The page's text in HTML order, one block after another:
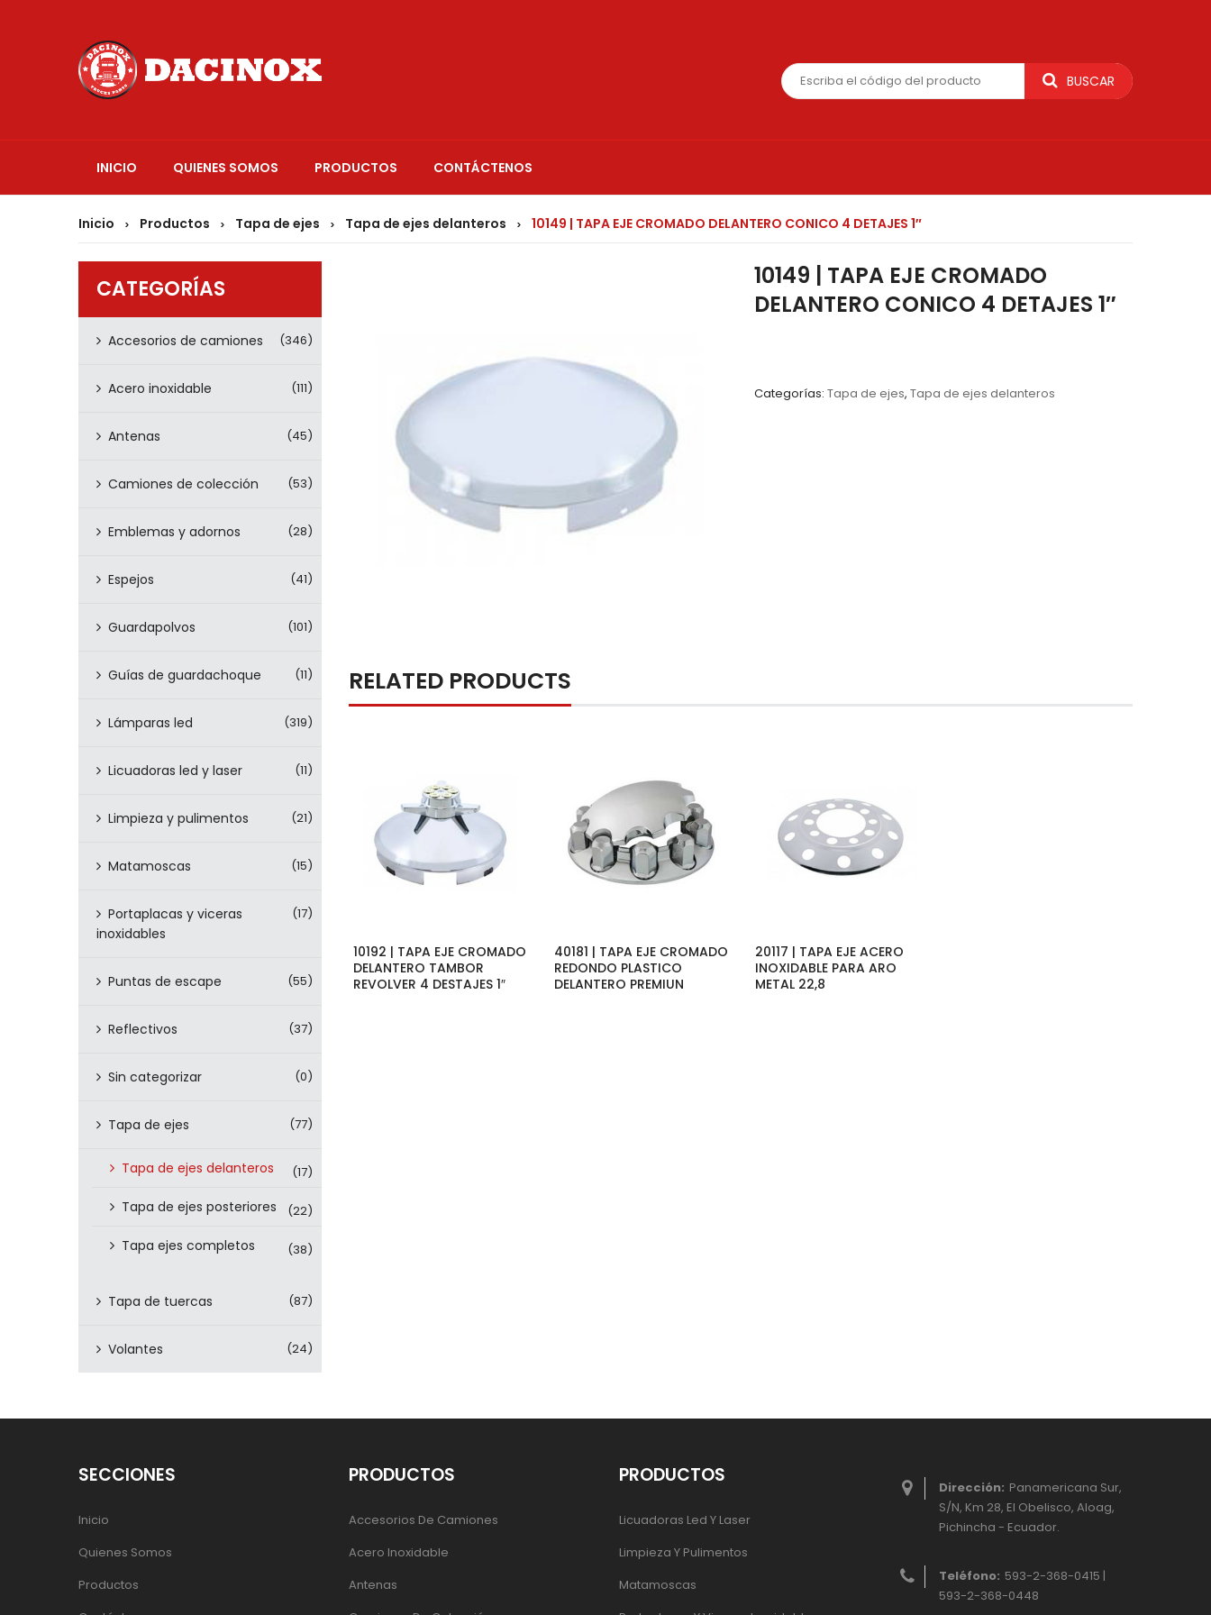
BUSCAR
INICIO QUIENES SOMOS PRODUCTOS CONTÁCTENOS
Inicio > Productos > Tapa de ejes > Tapa de ejes delanteros > 10149 | TAPA EJE CROMADO DELANTERO CONICO 4 DETAJES 1″
CATEGORÍAS
Accesorios de camiones (346)
Acero inoxidable (111)
Antenas (45)
Camiones de colección (53)
Emblemas y adornos (28)
Espejos (41)
Guardapolvos (101)
Guías de guardachoque (11)
Lámparas led (319)
Licuadoras led y laser (11)
Limpieza y pulimentos (21)
Matamoscas (15)
Portaplacas y viceras
inoxidables
(17)
Puntas de escape (55)
Reflectivos (37)
Sin categorizar (0)
Tapa de ejes (77)
Tapa de ejes delanteros (17)
Tapa de ejes posteriores (22)
Tapa ejes completos (38)
Tapa de tuercas (87)
Volantes (24)
10149 | TAPA EJE CROMADO
DELANTERO CONICO 4 DETAJES 1″
Categorías: Tapa de ejes, Tapa de ejes delanteros
RELATED PRODUCTS
10192 | TAPA EJE CROMADO
DELANTERO TAMBOR
REVOLVER 4 DESTAJES 1″
40181 | TAPA EJE CROMADO
REDONDO PLASTICO
DELANTERO PREMIUN
20117 | TAPA EJE ACERO
INOXIDABLE PARA ARO
METAL 22,8
Dirección: Panamericana Sur,
S/N, Km 28, El Obelisco, Aloag,
Pichincha - Ecuador.
Teléfono: 593-2-368-0415 |
593-2-368-0448
SECCIONES
Inicio
Quienes Somos
Productos
PRODUCTOS
Accesorios De Camiones
Acero Inoxidable
Antenas
PRODUCTOS
Licuadoras Led Y Laser
Limpieza Y Pulimentos
Matamoscas